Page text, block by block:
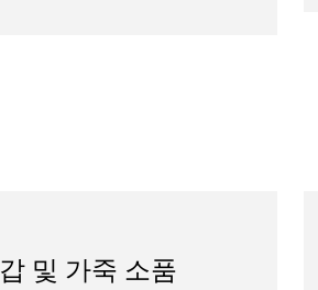
및 가죽 소품